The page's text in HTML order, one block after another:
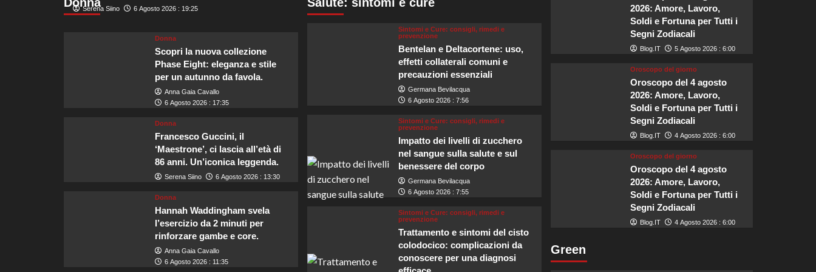
crescita,
la
Serena Siino 6 Agosto 2026 : 19:25
Donna
Scopri la nuova collezione
Phase Eight: eleganza e stile
per un autunno da favola.
Anna Gaia Cavallo
6 Agosto 2026 : 17:35
Donna
Francesco Guccini, il
‘Maestrone’, ci lascia all’età di
86 anni. Un’iconica leggenda.
Serena Siino 6 Agosto 2026 : 13:30
Donna
Hannah Waddingham svela
l’esercizio da 2 minuti per
rinforzare gambe e core.
Anna Gaia Cavallo
6 Agosto 2026 : 11:35
Sintomi e Cure: consigli, rimedi e
prevenzione
Bentelan e Deltacortene: uso,
effetti collaterali comuni e
precauzioni essenziali
Germana Bevilacqua
6 Agosto 2026 : 7:56
Sintomi e Cure: consigli, rimedi e
prevenzione
Impatto dei livelli di zucchero
nel sangue sulla salute e sul
benessere del corpo
Germana Bevilacqua
6 Agosto 2026 : 7:55
Sintomi e Cure: consigli, rimedi e
prevenzione
Trattamento e sintomi del cisto
colodocico: complicazioni da
conoscere per una diagnosi
2026: Amore, Lavoro,
Soldi e Fortuna per Tutti i
Segni Zodiacali
Blog.IT 5 Agosto 2026 : 6:00
Oroscopo del giorno
Oroscopo del 4 agosto
2026: Amore, Lavoro,
Soldi e Fortuna per Tutti i
Segni Zodiacali
Blog.IT 4 Agosto 2026 : 6:00
Oroscopo del giorno
Oroscopo del 4 agosto
2026: Amore, Lavoro,
Soldi e Fortuna per Tutti i
Segni Zodiacali
Blog.IT 4 Agosto 2026 : 6:00
Green